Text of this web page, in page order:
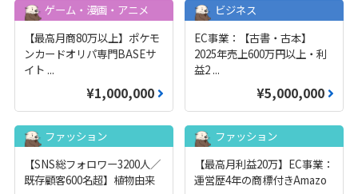
ゲーム・漫画・アニメ
【最高月商80万以上】ポケモ
ンカードオリパ専門BASEサ
イト ...
¥1,000,000
ビジネス
EC事業：【古書・古本】
2025年売上600万円以上・利
益2 ...
¥5,000,000
ファッション
【SNS総フォロワー3200人／
既存顧客600名超】植物由来
ファッション
【最高月利益20万】EC事業：
運営歴4年の商標付きAmazo